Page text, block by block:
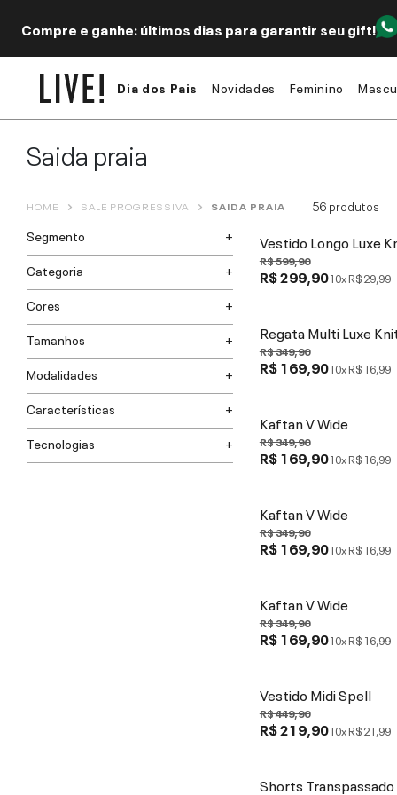
Compre e ganhe: últimos dias para garantir seu gift!
Dia dos Pais Novidades Feminino
Saida praia
HOME SALE PROGRESSIVA SAIDA PRAIA 56 produtos
Segmento
Categoria
Cores
Tamanhos
Modalidades
Características
Tecnologias
Vestido Longo Luxe
R$ 599,90
R$ 299,9010xR$ 29,99
Regata Multi Luxe
R$ 349,90
R$ 169,9010xR$ 16,99
Kaftan V Wide
R$ 349,90
R$ 169,9010xR$ 16,99
Kaftan V Wide
R$ 349,90
R$ 169,9010xR$ 16,99
Kaftan V Wide
R$ 349,90
R$ 169,9010xR$ 16,99
Vestido Midi Spell
R$ 449,90
R$ 219,9010xR$ 21,99
Shorts